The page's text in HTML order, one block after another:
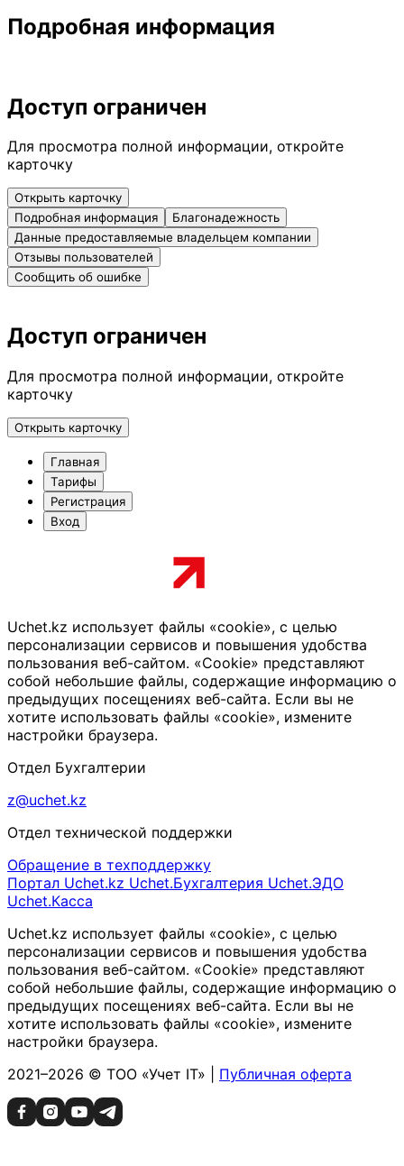
Подробная информация
Доступ ограничен
Для просмотра полной информации, откройте
карточку
Открыть карточку
Подробная информация
Благонадежность
Данные предоставляемые владельцем компании
Отзывы пользователей
Сообщить об ошибке
Доступ ограничен
Для просмотра полной информации, откройте
карточку
Открыть карточку
Главная
Тарифы
Регистрация
Вход
Uchet.kz использует файлы «cookie», с целью
персонализации сервисов и повышения удобства
пользования веб-сайтом. «Cookie» представляют
собой небольшие файлы, содержащие информацию о
предыдущих посещениях веб-сайта. Если вы не
хотите использовать файлы «cookie», измените
настройки браузера.
Отдел Бухгалтерии
z@uchet.kz
Отдел технической поддержки
Обращение в техподдержку
Портал Uchet.kz Uchet.Бухгалтерия Uchet.ЭДО
Uchet.Касса
Uchet.kz использует файлы «cookie», с целью
персонализации сервисов и повышения удобства
пользования веб-сайтом. «Cookie» представляют
собой небольшие файлы, содержащие информацию о
предыдущих посещениях веб-сайта. Если вы не
хотите использовать файлы «cookie», измените
настройки браузера.
2021–2026 © ТОО «Учет IT» | Публичная оферта